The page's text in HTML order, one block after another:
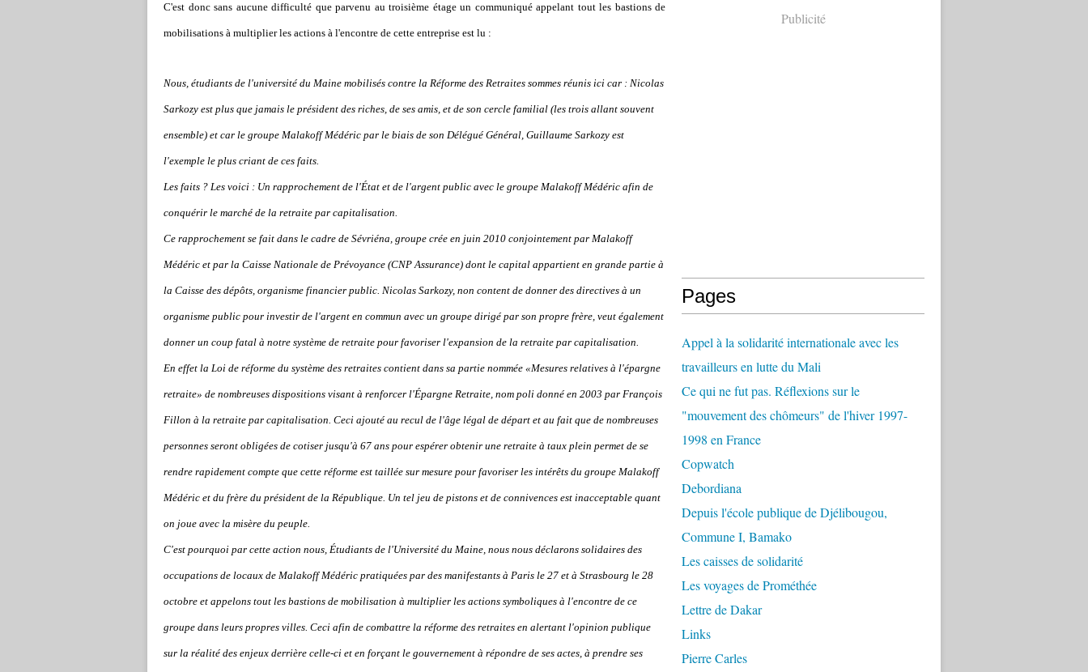
C'est donc sans aucune difficulté que parvenu au troisième étage un communiqué appelant tout les bastions de
mobilisations à multiplier les actions à l'encontre de cette entreprise est lu :
Nous, étudiants de l'université du Maine mobilisés contre la Réforme des Retraites sommes réunis ici car : Nicolas
Sarkozy est plus que jamais le président des riches, de ses amis, et de son cercle familial (les trois allant souvent
ensemble) et car le groupe Malakoff Médéric par le biais de son Délégué Général, Guillaume Sarkozy est
l'exemple le plus criant de ces faits.
Les faits ? Les voici : Un rapprochement de l'État et de l'argent public avec le groupe Malakoff Médéric afin de
conquérir le marché de la retraite par capitalisation.
Ce rapprochement se fait dans le cadre de Sévriéna, groupe crée en juin 2010 conjointement par Malakoff
Médéric et par la Caisse Nationale de Prévoyance (CNP Assurance) dont le capital appartient en grande partie à
la Caisse des dépôts, organisme financier public. Nicolas Sarkozy, non content de donner des directives à un
organisme public pour investir de l'argent en commun avec un groupe dirigé par son propre frère, veut également
donner un coup fatal à notre système de retraite pour favoriser l'expansion de la retraite par capitalisation.
En effet la Loi de réforme du système des retraites contient dans sa partie nommée «Mesures relatives à l'épargne
retraite» de nombreuses dispositions visant à renforcer l'Épargne Retraite, nom poli donné en 2003 par François
Fillon à la retraite par capitalisation. Ceci ajouté au recul de l'âge légal de départ et au fait que de nombreuses
personnes seront obligées de cotiser jusqu'à 67 ans pour espérer obtenir une retraite à taux plein permet de se
rendre rapidement compte que cette réforme est taillée sur mesure pour favoriser les intérêts du groupe Malakoff
Médéric et du frère du président de la République. Un tel jeu de pistons et de connivences est inacceptable quant
on joue avec la misère du peuple.
C'est pourquoi par cette action nous, Étudiants de l'Université du Maine, nous nous déclarons solidaires des
occupations de locaux de Malakoff Médéric pratiquées par des manifestants à Paris le 27 et à Strasbourg le 28
octobre et appelons tout les bastions de mobilisation à multiplier les actions symboliques à l'encontre de ce
groupe dans leurs propres villes. Ceci afin de combattre la réforme des retraites en alertant l'opinion publique
sur la réalité des enjeux derrière celle-ci et en forçant le gouvernement à répondre de ses actes, à prendre ses
Publicité
Pages
Appel à la solidarité internationale avec les
travailleurs en lutte du Mali
Ce qui ne fut pas. Réflexions sur le
"mouvement des chômeurs" de l'hiver 1997-
1998 en France
Copwatch
Debordiana
Depuis l'école publique de Djélibougou,
Commune I, Bamako
Les caisses de solidarité
Les voyages de Prométhée
Lettre de Dakar
Links
Pierre Carles